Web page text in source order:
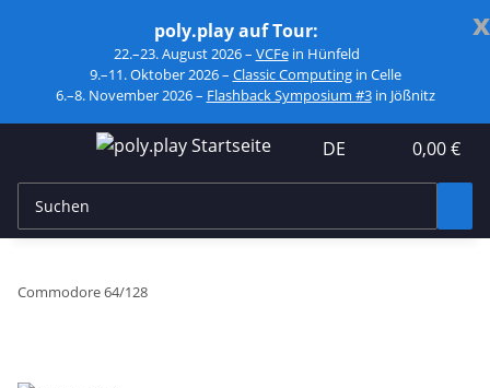
x
poly.play auf Tour:
22.–23. August 2026 – VCFein Hünfeld
9.–11. Oktober 2026 – Classic Computingin Celle
6.–8. November 2026 – Flashback Symposium #3in Jößnitz
DE 0,00 €
Commodore 64/128